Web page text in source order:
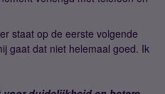
staat op de eerste volgende
gaat dat niet helemaal goed. Ik